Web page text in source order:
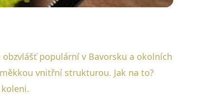
populární v Bavorsku a okolních
vnitřní strukturou. Jak na to?